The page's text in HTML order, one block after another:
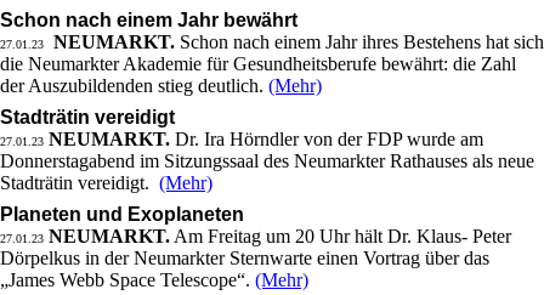
Schon nach einem Jahr bewährt
27.01.23 NEUMARKT. Schon nach einem Jahr ihres Bestehens hat sich
die Neumarkter Akademie für Gesundheitsberufe bewährt: die Zahl
der Auszubildenden stieg deutlich. (Mehr)
Stadträtin vereidigt
27.01.23 NEUMARKT. Dr. Ira Hörndler von der FDP wurde am
Donnerstagabend im Sitzungssaal des Neumarkter Rathauses als neue
Stadträtin vereidigt. (Mehr)
Planeten und Exoplaneten
27.01.23 NEUMARKT. Am Freitag um 20 Uhr hält Dr. Klaus- Peter
Dörpelkus in der Neumarkter Sternwarte einen Vortrag über das
„James Webb Space Telescope“. (Mehr)